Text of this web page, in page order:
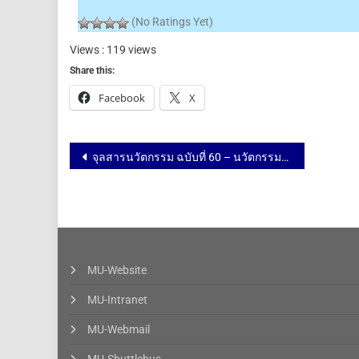
(No Ratings Yet)
Views : 119 views
Share this:
Facebook X
จุลสารนวัตกรรม ฉบับที่ 60 – นวัตกรรมจากสถาบัน
MU-Website
MU-Intranet
MU-Webmail